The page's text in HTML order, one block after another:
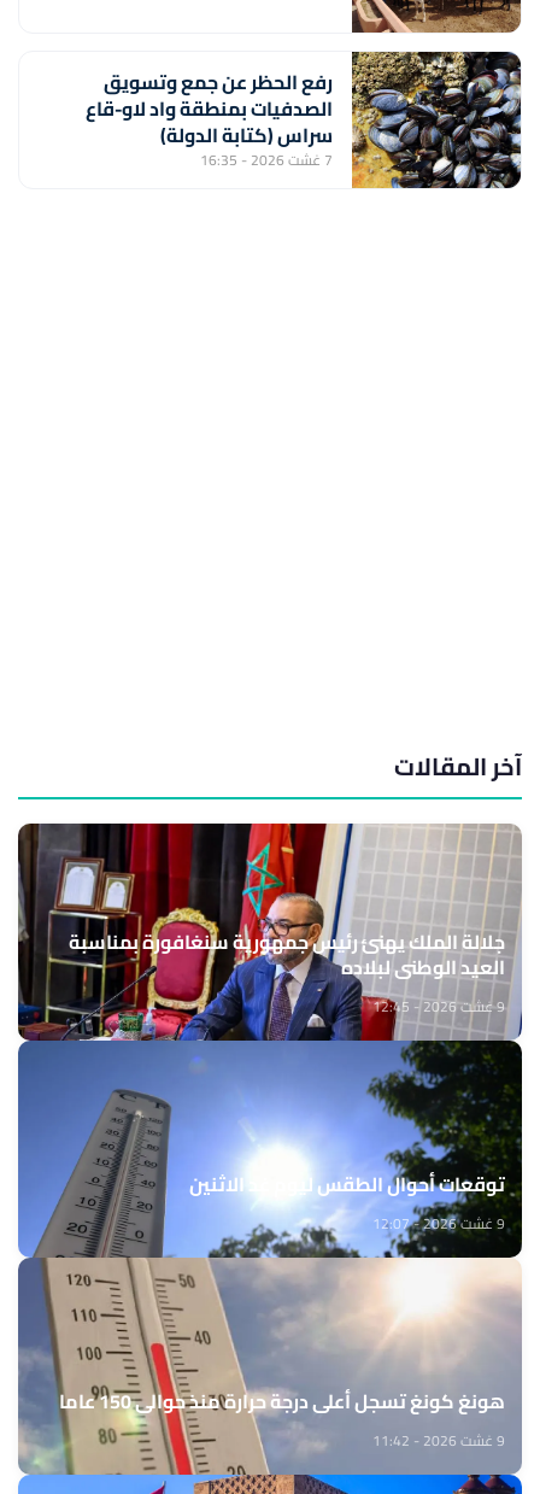
رفع الحظر عن جمع وتسويق
الصدفيات بمنطقة واد لاو-قاع
سراس (كتابة الدولة)
7 غشت 2026 - 16:35
آخر المقالات
جلالة الملك يهنئ رئيس جمهورية سنغافورة بمناسبة
العيد الوطني لبلاده
9 غشت 2026 - 12:45
توقعات أحوال الطقس ليوم غد الاثنين
9 غشت 2026 - 12:07
هونغ كونغ تسجل أعلى درجة حرارة منذ حوالي 150 عاما
9 غشت 2026 - 11:42